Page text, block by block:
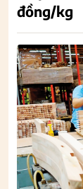
đồng/kg